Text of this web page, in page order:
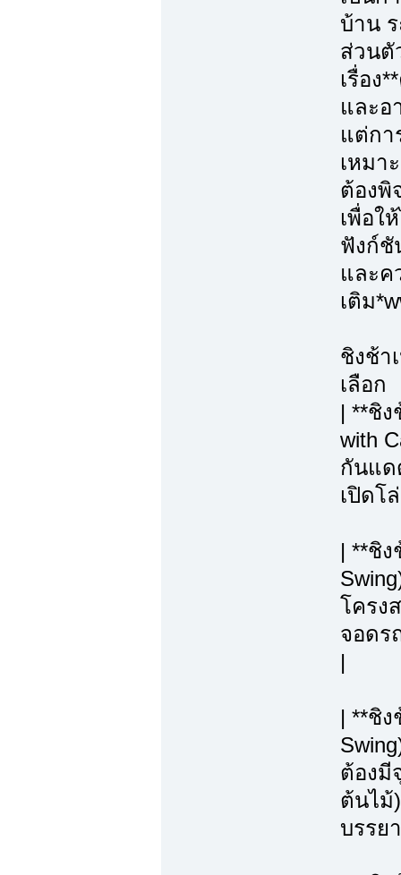
บ้าน
ส่วนตั
เรื่อง
และอ
แต่กา
เหมา
ต้องพิ
เพื่อใ
ฟังก์ชั
และค
เติม
ชิงช้า
เลือก
| **ชิง
with
กันแด
เปิดโ
| **ชิ
โครง
จอดร
|
| **ชิ
ต้องมี
ต้นไม้
บรรย